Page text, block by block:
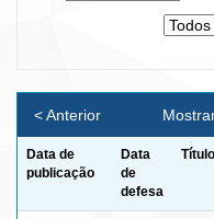
< Anterior
Data de
publicação
Data
de
defesa
Título